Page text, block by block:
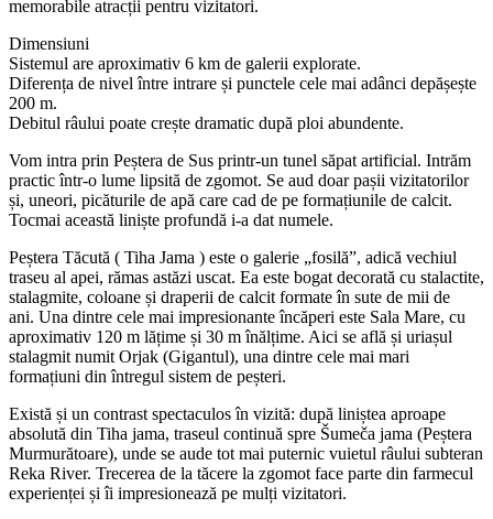
memorabile atracții pentru vizitatori.
Dimensiuni
Sistemul are aproximativ 6 km de galerii explorate.
Diferența de nivel între intrare și punctele cele mai adânci depășește
200 m.
Debitul râului poate crește dramatic după ploi abundente.
Vom intra prin Peștera de Sus printr-un tunel săpat artificial. Intrăm
practic într-o lume lipsită de zgomot. Se aud doar pașii vizitatorilor
și, uneori, picăturile de apă care cad de pe formațiunile de calcit.
Tocmai această liniște profundă i-a dat numele.
Peștera Tăcută ( Tiha Jama ) este o galerie „fosilă”, adică vechiul
traseu al apei, rămas astăzi uscat. Ea este bogat decorată cu stalactite,
stalagmite, coloane și draperii de calcit formate în sute de mii de
ani. Una dintre cele mai impresionante încăperi este Sala Mare, cu
aproximativ 120 m lățime și 30 m înălțime. Aici se află și uriașul
stalagmit numit Orjak (Gigantul), una dintre cele mai mari
formațiuni din întregul sistem de peșteri.
Există și un contrast spectaculos în vizită: după liniștea aproape
absolută din Tiha jama, traseul continuă spre Šumeča jama (Peștera
Murmurătoare), unde se aude tot mai puternic vuietul râului subteran
Reka River. Trecerea de la tăcere la zgomot face parte din farmecul
experienței și îi impresionează pe mulți vizitatori.